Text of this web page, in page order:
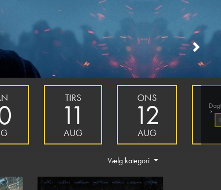
Next
TIRS
11
AUG
ONS
12
AUG
›
Vælg kategori